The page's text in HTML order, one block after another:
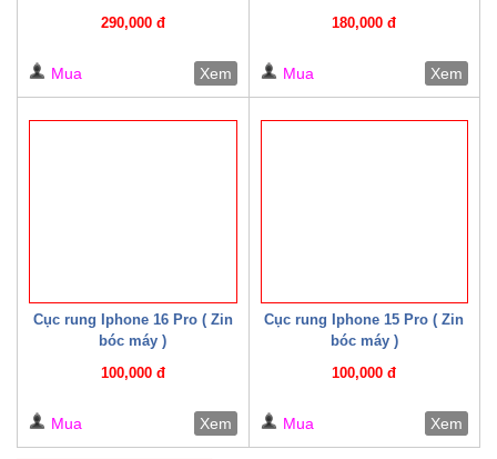
290,000 đ
Mua Xem
180,000 đ
Mua Xem
Cục rung Iphone 16 Pro ( Zin
bóc máy )
100,000 đ
Mua Xem
Cục rung Iphone 15 Pro ( Zin
bóc máy )
100,000 đ
Mua Xem